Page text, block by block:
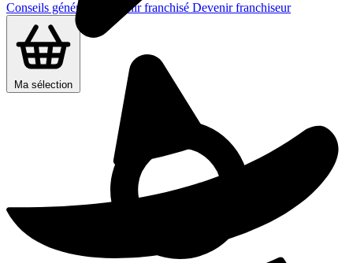
Conseils généraux Devenir franchisé Devenir franchiseur
Ma sélection